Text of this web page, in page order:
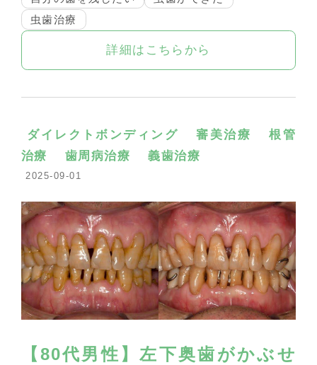
虫歯治療
詳細はこちらから
ダイレクトボンディング 審美治療
根管
治療
歯周病治療 義歯治療
2025-09-01
【80代男性】左下奥歯がかぶせ